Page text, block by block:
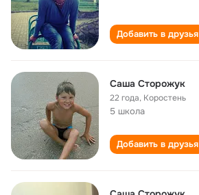
Добавить в друзья
Саша Сторожук
22 года, Коростень
5 школа
Добавить в друзья